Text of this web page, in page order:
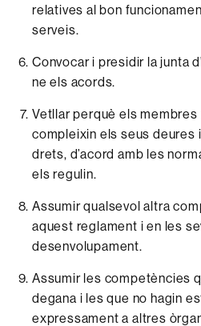
relatives al bon
serveis.
Convocari presidir lajunta
neels acords.
Vetllarperquè elsmembres
compleixin els seus deures
drets, d’acord amb les
elsregulin.
Assumirqualsevol altra
aquest reglament i en les
desenvolupament.
Assumir les competències
degana i lesque no hagin
expressament a altres